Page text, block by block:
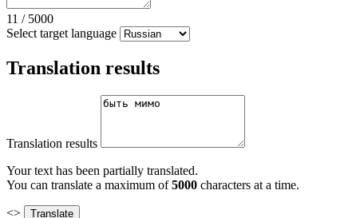
11 / 5000
Select target language
Translation results
Translation results
Your text has been partially translated.
You can translate a maximum of5000 characters at a time.
<>